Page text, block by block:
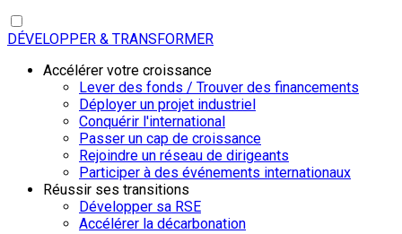
DÉVELOPPER & TRANSFORMER
Accélérer votre croissance
Lever des fonds / Trouver des financements
Déployer un projet industriel
Conquérir l'international
Passer un cap de croissance
Rejoindre un réseau de dirigeants
Participer à des événements internationaux
Réussir ses transitions
Développer sa RSE
Accélérer la décarbonation